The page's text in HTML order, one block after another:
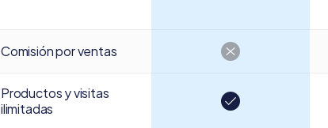
Comisión por ventas
Productos y visitas
ilimitadas